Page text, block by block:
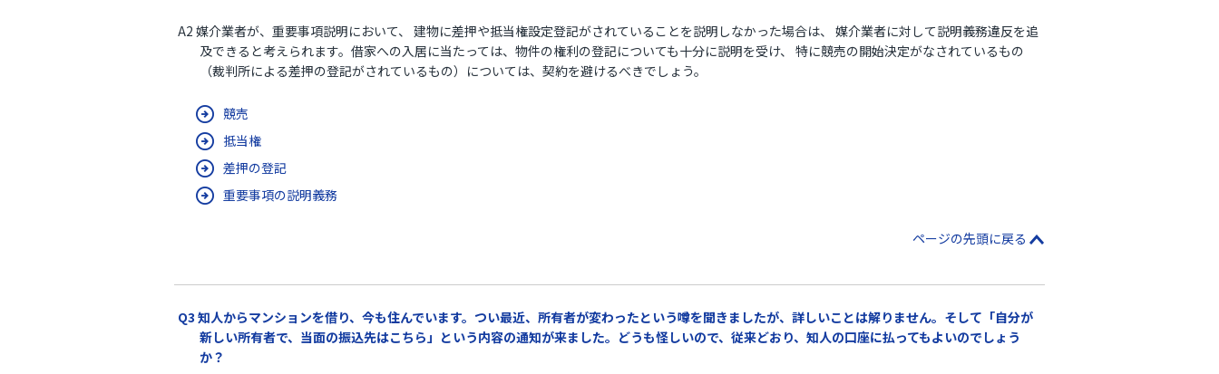
A2 媒介業者が、重要事項説明において、 建物に差押や抵当権設定登記がされていることを説明しなかった場合は、 媒介業者に対して説明義務違反を追
及できると考えられます。借家への入居に当たっては、物件の権利の登記についても十分に説明を受け、 特に競売の開始決定がなされているもの
（裁判所による差押の登記がされているもの）については、契約を避けるべきでしょう。
競売
抵当権
差押の登記
重要事項の説明義務
ページの先頭に戻る
Q3 知人からマンションを借り、今も住んでいます。つい最近、所有者が変わったという噂を聞きましたが、詳しいことは解りません。そして「自分が
新しい所有者で、当面の振込先はこちら」という内容の通知が来ました。どうも怪しいので、従来どおり、知人の口座に払ってもよいのでしょう
か？